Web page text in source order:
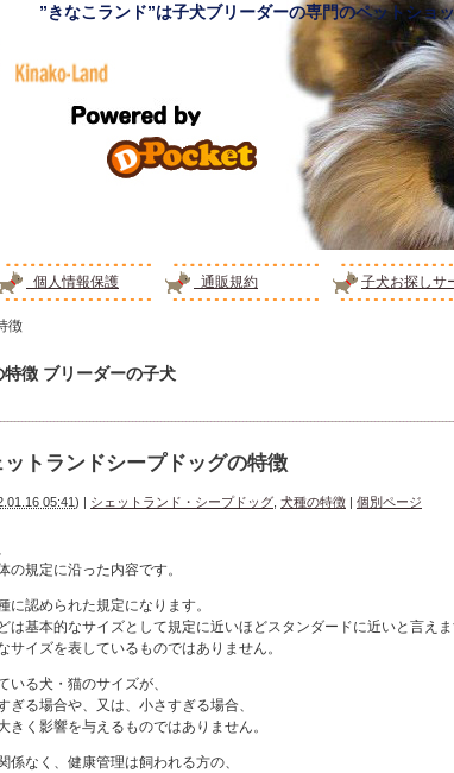
”きなこランド”は子犬ブリーダーの専門のペットショ
個人情報保護 通販規約 子犬お探しサ
徴
特徴 ブリーダーの子犬
ットランドシープドッグの特徴
05:41) | シェットランド・シープドッグ 犬種の特徴 | 個別ページ
の規定に沿った内容です。
に認められた規定になります。
は基本的なサイズとして規定に近いほどスタンダードに近いと言えま
サイズを表しているものではありません。
いる犬・猫のサイズが、
ぎる場合や、又は、小さすぎる場合、
きく影響を与えるものではありません。
係なく、健康管理は飼われる方の、